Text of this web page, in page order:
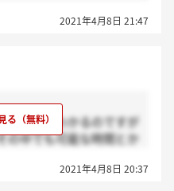
2021年4月8日 21:47
しいのはわかるのですが
の中でも可能な時間とか
フトが変わるならともか
2021年4月8日 20:37